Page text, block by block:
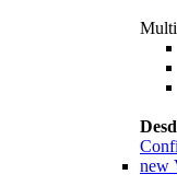
new